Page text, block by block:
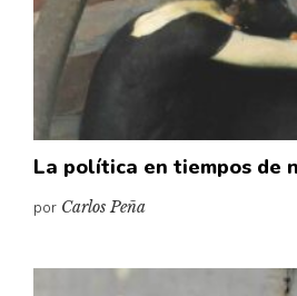
La política en tiempos de
por Carlos Peña